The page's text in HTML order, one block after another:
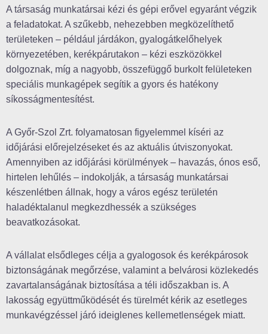
A társaság munkatársai kézi és gépi erővel egyaránt végzik
a feladatokat. A szűkebb, nehezebben megközelíthető
területeken – például járdákon, gyalogátkelőhelyek
környezetében, kerékpárutakon – kézi eszközökkel
dolgoznak, míg a nagyobb, összefüggő burkolt felületeken
speciális munkagépek segítik a gyors és hatékony
síkosságmentesítést.
A Győr-Szol Zrt. folyamatosan figyelemmel kíséri az
időjárási előrejelzéseket és az aktuális útviszonyokat.
Amennyiben az időjárási körülmények – havazás, ónos eső,
hirtelen lehűlés – indokolják, a társaság munkatársai
készenlétben állnak, hogy a város egész területén
haladéktalanul megkezdhessék a szükséges
beavatkozásokat.
A vállalat elsődleges célja a gyalogosok és kerékpárosok
biztonságának megőrzése, valamint a belvárosi közlekedés
zavartalanságának biztosítása a téli időszakban is. A
lakosság együttműködését és türelmét kérik az esetleges
munkavégzéssel járó ideiglenes kellemetlenségek miatt.